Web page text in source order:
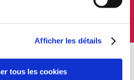
Afficher les détails
tous les cookies
OFFRES